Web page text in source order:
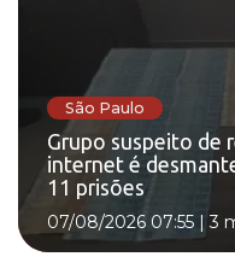
São Paulo
Grupo suspeito de
internet é
11 prisões
07/08/2026 07:55 |3